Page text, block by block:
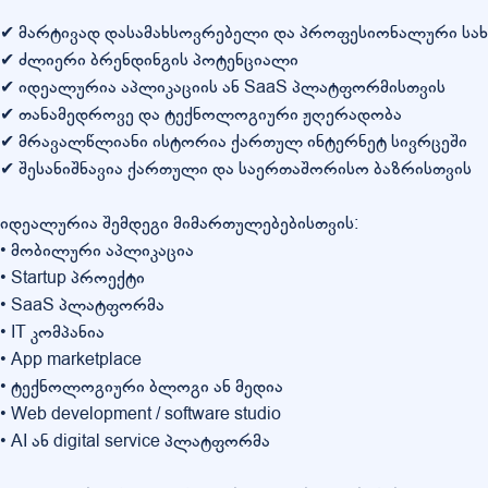
✔ მარტივად დასამახსოვრებელი და პროფესიონალური
✔ ძლიერი ბრენდინგის პოტენციალი
✔ იდეალურია აპლიკაციის ან SaaS პლატფორმისთვის
✔ თანამედროვე და ტექნოლოგიური ჟღერადობა
✔ მრავალწლიანი ისტორია ქართულ ინტერნეტ სივრცეში
✔ შესანიშნავია ქართული და საერთაშორისო ბაზრისთვის
იდეალურია შემდეგი მიმართულებებისთვის:
• მობილური აპლიკაცია
• Startup პროექტი
• SaaS პლატფორმა
• IT კომპანია
• App marketplace
• ტექნოლოგიური ბლოგი ან მედია
• Web development / software studio
• AI ან digital service პლატფორმა